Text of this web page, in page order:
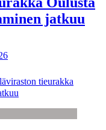
jatkuu
tieurakka